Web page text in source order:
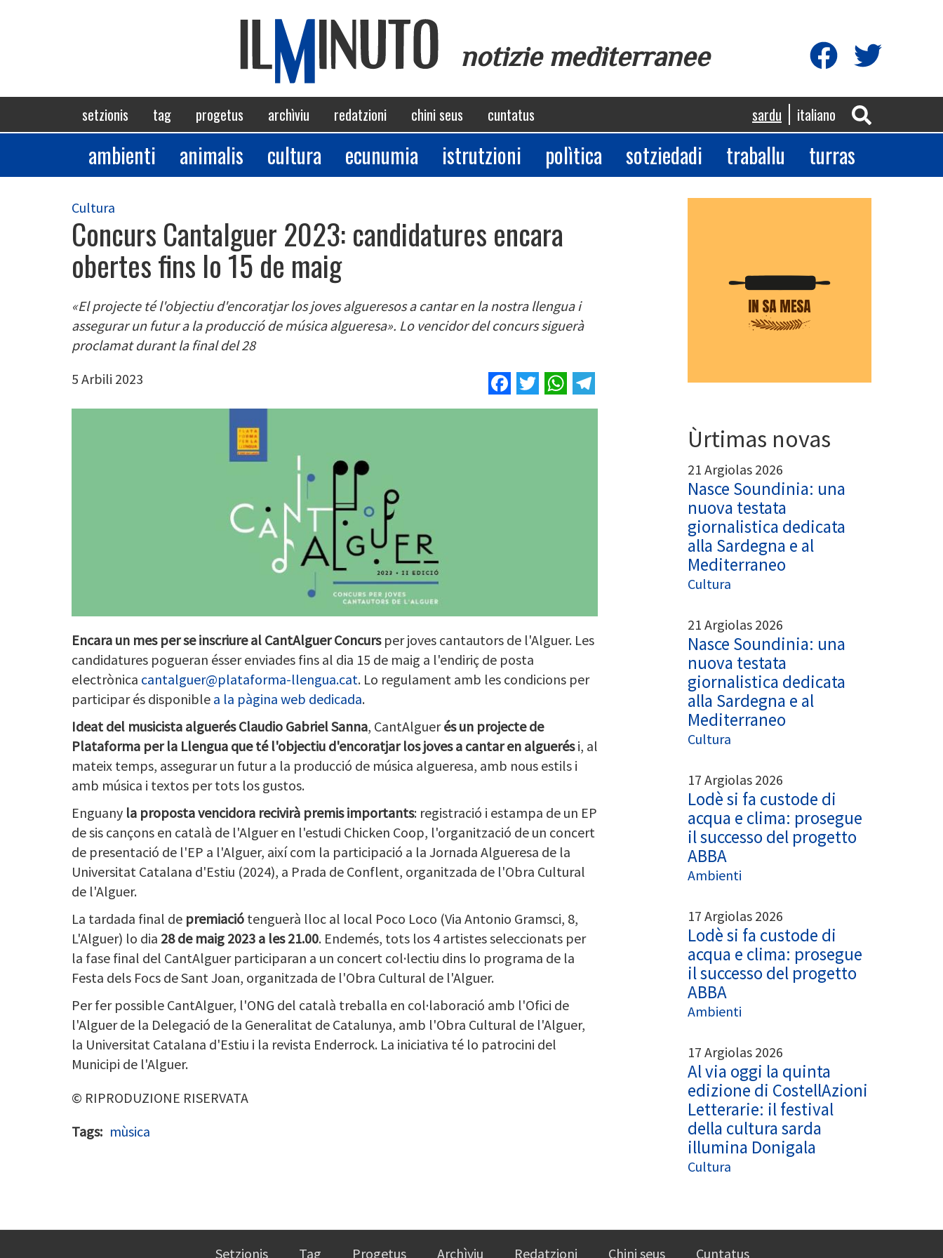
notizie mediterranee
Navigazione
principale
setzionis tag progetus archìviu redatzioni chini seus cuntatus sardu italiano
Sezioni
ambienti animalis cultura ecunumia istrutzioni polìtica sotziedadi traballu turras
Cultura
Concurs Cantalguer 2023: candidatures encara
obertes fins lo 15 de maig
«El projecte té l'objectiu d'encoratjar los joves algueresos a cantar en la nostra llengua i
assegurar un futur a la producció de música algueresa». Lo vencidor del concurs siguerà
proclamat durant la final del 28
5 Arbili 2023
Facebook
TwitterWhatsApp
Encara un mes per se inscriure al CantAlguer Concursper joves cantautors de l'Alguer. Les
candidatures pogueran ésser enviades fins al dia 15 de maig a l'endiriç de posta
electrònica cantalguer@plataforma-llengua.cat. Lo regulament amb les condicions per
participar és disponible a la pàgina web dedicada.
Ideat del musicista alguerés Claudio Gabriel Sanna, CantAlguerés un projecte de
Plataforma per la Llengua que té l'objectiu d'encoratjar los joves a cantar en alguerési, al
mateix temps, assegurar un futur a la producció de música algueresa, amb nous estils i
amb música i textos per tots los gustos.
Enguany la proposta vencidora recivirà premis importants: registració i estampa de un EP
de sis cançons en català de l'Alguer en l'estudi Chicken Coop, l'organització de un concert
de presentació de l'EP a l'Alguer, així com la participació a la Jornada Algueresa de la
Universitat Catalana d'Estiu (2024), a Prada de Conflent, organitzada de l'Obra Cultural
de l'Alguer.
La tardada final de premiació tenguerà lloc al local Poco Loco (Via Antonio Gramsci, 8,
L'Alguer) lo dia 28 de maig 2023 a les 21.00. Endemés, tots los 4 artistes seleccionats per
la fase final del CantAlguer participaran a un concert col·lectiu dins lo programa de la
Festa dels Focs de Sant Joan, organitzada de l'Obra Cultural de l'Alguer.
Per fer possible CantAlguer, l'ONG del català treballa en col·laboració amb l'Ofici de
l'Alguer de la Delegació de la Generalitat de Catalunya, amb l'Obra Cultural de l'Alguer,
la Universitat Catalana d'Estiu i la revista Enderrock. La iniciativa té lo patrocini del
Municipi de l'Alguer.
© RIPRODUZIONE RISERVATA
Tags
mùsica
Ùrtimas novas
21 Argiolas 2026
Nasce Soundinia: una
nuova testata
giornalistica dedicata
alla Sardegna e al
Mediterraneo
Cultura
21 Argiolas 2026
Nasce Soundinia: una
nuova testata
giornalistica dedicata
alla Sardegna e al
Mediterraneo
Cultura
17 Argiolas 2026
Lodè si fa custode di
acqua e clima: prosegue
il successo del progetto
ABBA
Ambienti
17 Argiolas 2026
Lodè si fa custode di
acqua e clima: prosegue
il successo del progetto
ABBA
Ambienti
17 Argiolas 2026
Al via oggi la quinta
edizione di CostellAzioni
Letterarie: il festival
della cultura sarda
illumina Donigala
Cultura
Setzionis Tag Progetus Archìviu Redatzioni Chini seus Cuntatus